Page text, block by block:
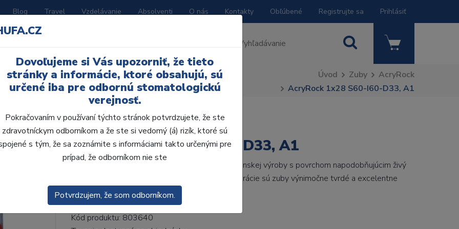
Blog Travel Vzdelávanie Absolventi O nás Kontakty Obľúbené Registrujte sa Prihlásiť
I60-D33, A1 Úvod Zuby
AcryRock
AcryRock 1x28 S60-I60-D33, A1
AcryRock 1x28 S60-I60-D33, A1
• Dvojvrstvové veľmi estetické živičné zuby talianskej výroby s povrchom napodobňujúcim živý
zub.• Vďaka použitiu špeciálnej živice novej generácie sú zuby výnimočne tvrdé a excelentne
odolávajú ab...ZOBRAZIT VÍCE
Kód produktu: 803640
Dovoľujeme si Vás upozorniť, že tieto
stránky a informácie, ktoré obsahujú, sú
určené iba pre odbornú stomatologickú
verejnosť.
Pokračovaním v používaní týchto stránok potvrdzujete, že ste
zdravotníckym odborníkom a že ste si vedomý (á) rizík, ktoré sú
s tým, že sa zoznámite s informáciami takto určenými pre
prípad, že odborníkom nie ste
Potvrdzujem, že som odborníkom.